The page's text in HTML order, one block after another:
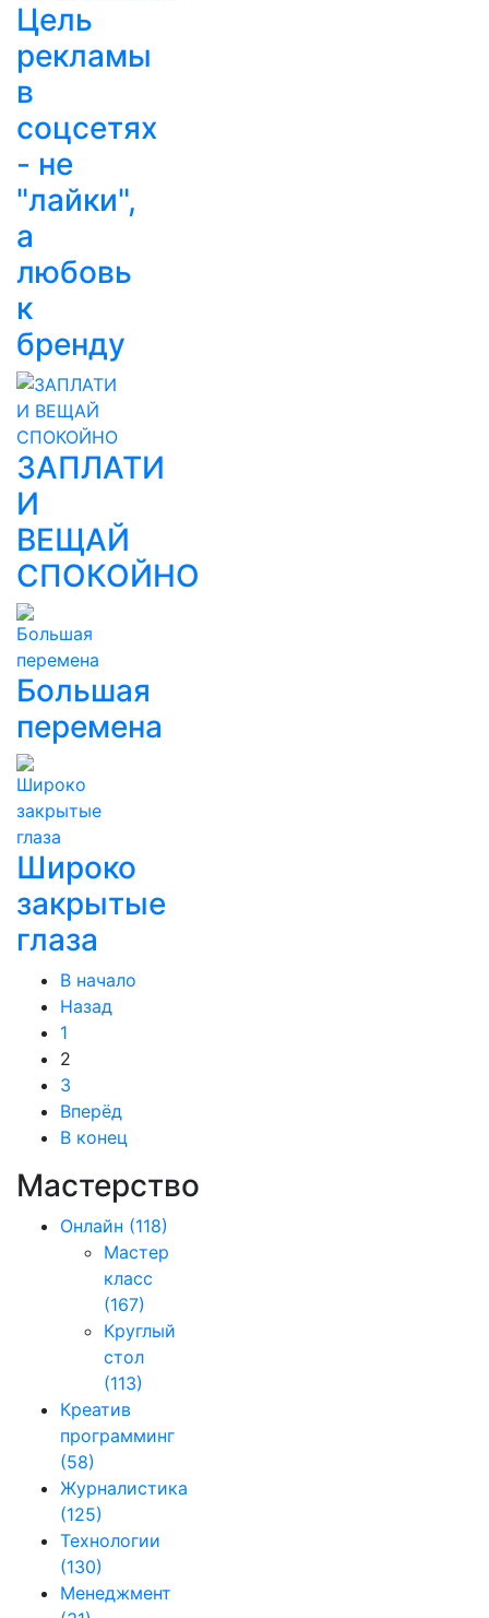
Цель
рекламы
в
соцсетях
- не
"лайки",
а
любовь
к
бренду
ЗАПЛАТИ
И
ВЕЩАЙ
СПОКОЙНО
Большая
перемена
Широко
закрытые
глаза
В начало
Назад
1
2
3
Вперёд
В конец
Мастерство
Онлайн (118)
Мастер
класс
(167)
Круглый
стол
(113)
Креатив
программинг
(58)
Журналистика
(125)
Технологии
(130)
Менеджмент